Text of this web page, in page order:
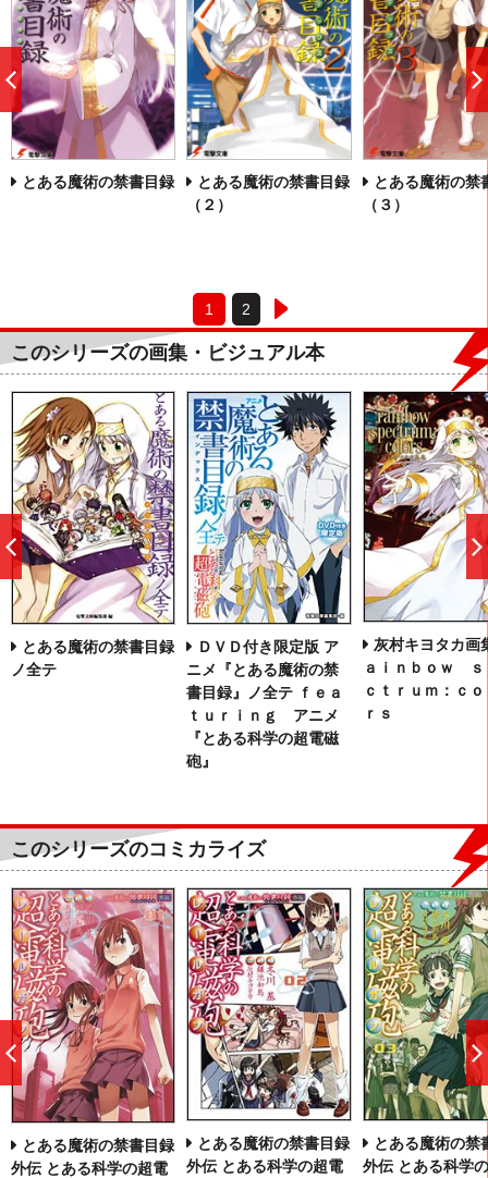
とある魔術の禁書目録
とある魔術の禁書目録
（２）
とある魔術の禁
（３）
1 2
へ
このシリーズの画集・ビジュアル本
とある魔術の禁書目録
ノ全テ
ＤＶＤ付き限定版 ア
ニメ『とある魔術の禁
書目録』ノ全テ ｆｅａ
ｔｕｒｉｎｇ アニメ
『とある科学の超電磁
砲』
灰村キヨタカ画
ａｉｎｂｏｗ ｓ
ｃｔｒｕｍ：ｃ
ｒｓ
前
へ
このシリーズのコミカライズ
とある魔術の禁書目録
外伝 とある科学の超電
とある魔術の禁書目録
外伝 とある科学の超電
とある魔術の禁
外伝 とある科学
前
へ